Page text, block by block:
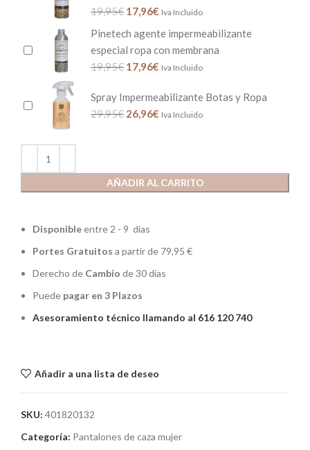
AÑADIR AL CARRITO
19,95€ 17,96€ Iva Incluido
Pinetech agente impermeabilizante
especial ropa con membrana
19,95€ 17,96€ Iva Incluido
Spray Impermeabilizante Botas y Ropa
29,95€ 26,96€ Iva Incluido
Disponibleentre 2 - 9 días
Portes Gratuitos a partir de 79,95 €
Derecho de Cambio de 30 días
Puede pagar en 3 Plazos
Asesoramiento técnico llamando al 616 120 740
Añadir a una lista de deseo
SKU: 401820132
Categoría: Pantalones de caza mujer